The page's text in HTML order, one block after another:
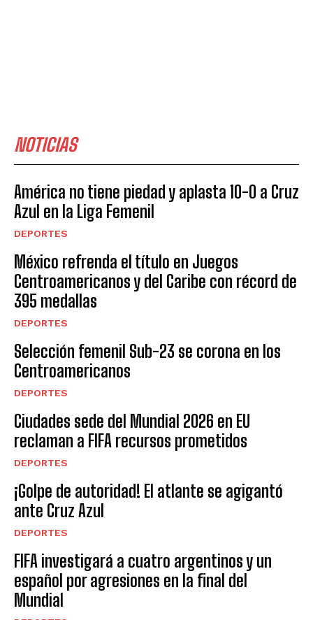
NOTICIAS
América no tiene piedad y aplasta 10-0 a Cruz
Azul en la Liga Femenil
DEPORTES
México refrenda el título en Juegos
Centroamericanos y del Caribe con récord de
395 medallas
DEPORTES
Selección femenil Sub-23 se corona en los
Centroamericanos
DEPORTES
Ciudades sede del Mundial 2026 en EU
reclaman a FIFA recursos prometidos
DEPORTES
¡Golpe de autoridad! El atlante se agigantó
ante Cruz Azul
DEPORTES
FIFA investigará a cuatro argentinos y un
español por agresiones en la final del
Mundial